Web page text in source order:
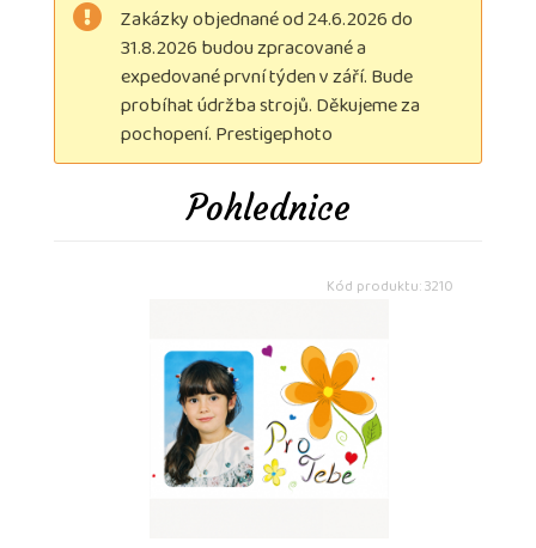
Zakázky objednané od 24.6.2026 do
31.8.2026 budou zpracované a
expedované první týden v září. Bude
probíhat údržba strojů. Děkujeme za
pochopení. Prestigephoto
Pohlednice
Kód produktu: 3210